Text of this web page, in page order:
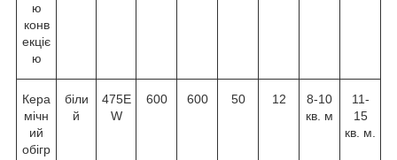
ю
конв
екціє
ю
Кера
мічн
ий
обігр
біли
й
475E
W
600 600 50 12
8-10
кв. м
11-
15
кв. м.